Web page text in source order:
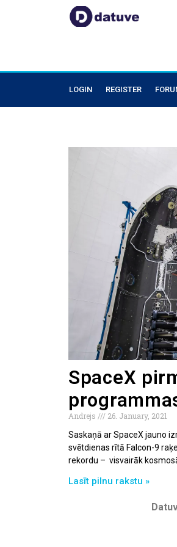
LOGIN REGISTER
SpaceX
Andrejs
26. January, 2021
Saskaņā ar SpaceX jauno
svētdienas rītā Falcon-9
rekordu – visvairāk
Lasīt pilnu rakstu »